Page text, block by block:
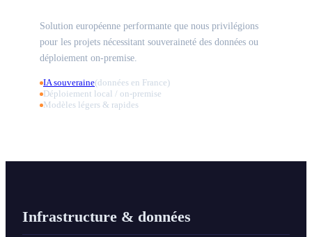
Solution européenne performante que nous privilégions
pour les projets nécessitant souveraineté des données ou
déploiement on-premise.
IA souveraine(données en France)
Déploiement local / on-premise
Modèles légers & rapides
Infrastructure & données